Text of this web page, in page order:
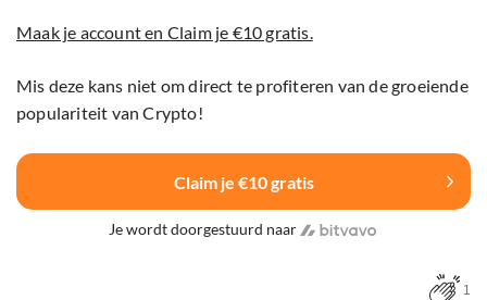
Maak je account en Claim je €10 gratis.
Mis deze kans niet om direct te profiteren van de groeiende
populariteit van Crypto!
Claim je €10 gratis
Je wordt doorgestuurd naar
1